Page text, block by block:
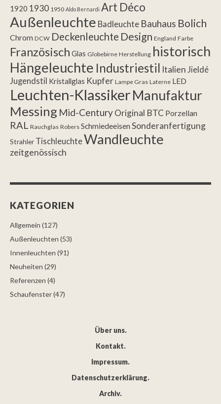
1920 1930 1950 Aldo Bernardi Art Déco
Außenleuchte Badleuchte Bauhaus Bolich
Chrom DCW Deckenleuchte Design England Farbe
Französisch Glas Globebirne Herstellung historisch
Hängeleuchte Industriestil Italien Jieldé
Jugendstil Kristallglas Kupfer Lampe Gras Laterne LED
Leuchten-KlassikerManufaktur
Messing Mid-CenturyOriginal BTC Porzellan
RAL Rauchglas Robers Schmiedeeisen Sonderanfertigung
Strahler TischleuchteWandleuchte
zeitgenössisch
KATEGORIEN
Allgemein (127)
Außenleuchten (53)
Innenleuchten (91)
Neuheiten (29)
Referenzen (4)
Schaufenster(47)
Über uns
Kontakt
Impressum
Datenschutzerklärung
Archiv